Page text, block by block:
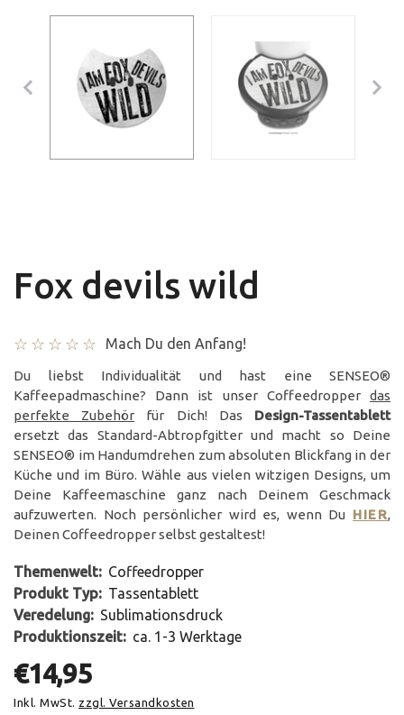
Fox devils wild
Mach Du den Anfang!
Du liebst Individualität und hast eine SENSEO®
Kaffeepadmaschine? Dann ist unser Coffeedropper das
perfekte Zubehör für Dich! Das Design-Tassentablett
ersetzt das Standard-Abtropfgitter und macht so Deine
SENSEO® im Handumdrehen zum absoluten Blickfang in der
Küche und im Büro. Wähle aus vielen witzigen Designs, um
Deine Kaffeemaschine ganz nach Deinem Geschmack
aufzuwerten. Noch persönlicher wird es, wenn Du HIER,
Deinen Coffeedropper selbst gestaltest!
Themenwelt: Coffeedropper
Produkt Typ: Tassentablett
Veredelung: Sublimationsdruck
Produktionszeit: ca. 1-3 Werktage
€14,95
Inkl. MwSt. zzgl. Versandkosten